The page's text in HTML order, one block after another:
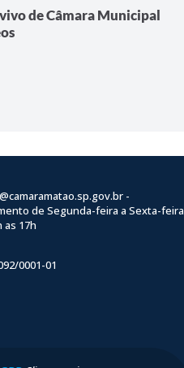
de Câmara Municipal
-
de Segunda-feira a Sexta-feira
as 17h
0001-01